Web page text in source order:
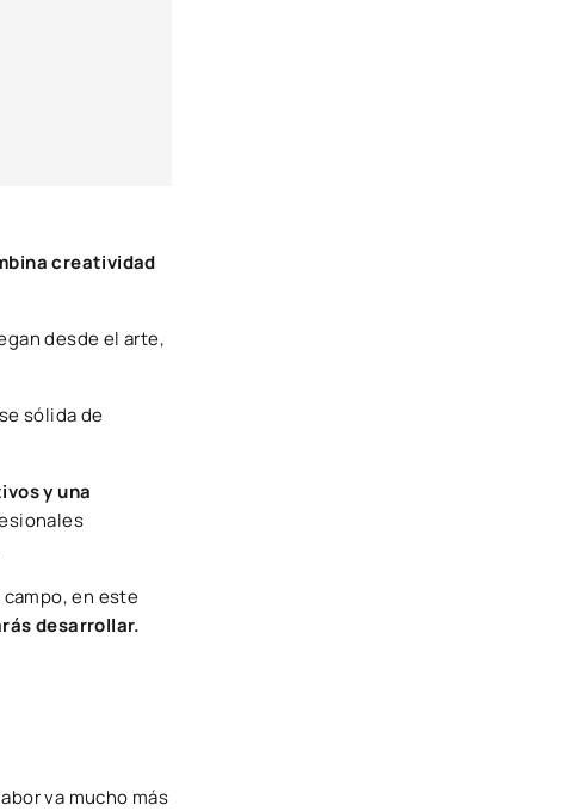
creatividad
desde el arte,
sólida de
y una
en este
desarrollar.
va mucho más